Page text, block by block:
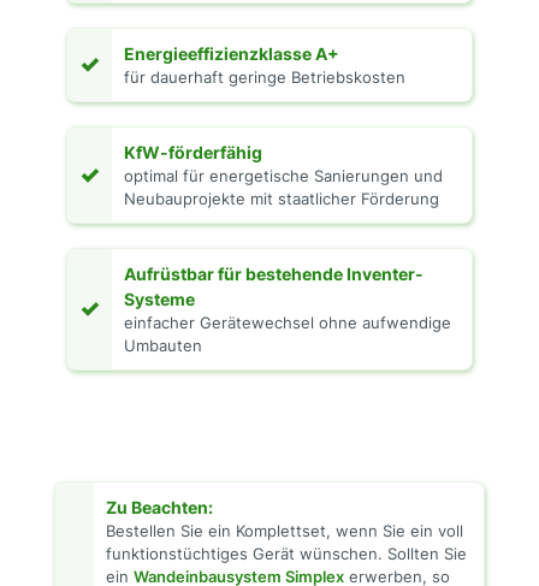
✓ Energieeffizienzklasse A+
für dauerhaft geringe Betriebskosten
✓
KfW-förderfähig
optimal für energetische Sanierungen und
Neubauprojekte mit staatlicher Förderung
✓
Aufrüstbar für bestehende Inventer-
Systeme
einfacher Gerätewechsel ohne aufwendige
Umbauten
Zu Beachten:
Bestellen Sie ein Komplettset, wenn Sie ein voll
funktionstüchtiges Gerät wünschen. Sollten Sie
ein Wandeinbausystem Simplex erwerben, so